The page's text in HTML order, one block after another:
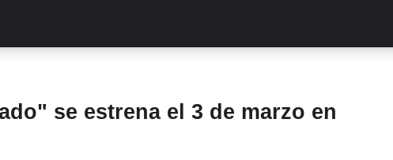
se estrena el 3 de marzo en